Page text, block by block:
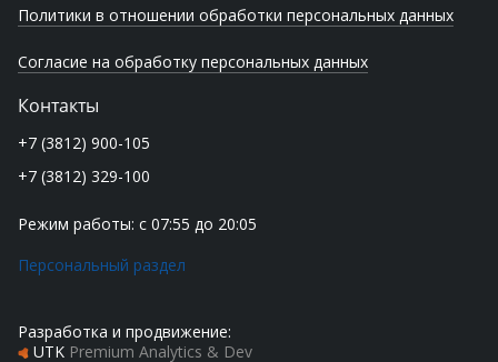
Политики в отношении обработки персональных данных
Согласие на обработку персональных данных
Контакты
+7 (3812) 900-105
+7 (3812) 329-100
Режим работы: с 07:55 до 20:05
Персональный раздел
Разработка и продвижение:
UTK Premium Analytics & Dev